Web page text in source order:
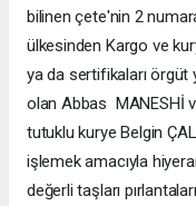
bilinen çete'nin 2
ülkesinden Kargo ve
ya da sertifikaları
olan Abbas MANESHİ
tutuklu kurye Belgin
işlemek amacıyla
değerli taşları